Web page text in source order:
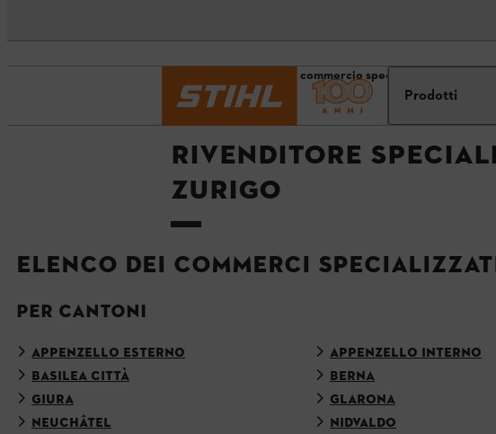
Prodotti
Trova il commercio specializzato
RIVENDITORE
ZURIGO
ELENCO DEI COMMERCI
PER CANTONI
APPENZELLO ESTERNO APPENZELLO INTERNO
BASILEA CITTÀ
BERNA
GIURA
GLARONA
NEUCHÂTEL
NIDVALDO